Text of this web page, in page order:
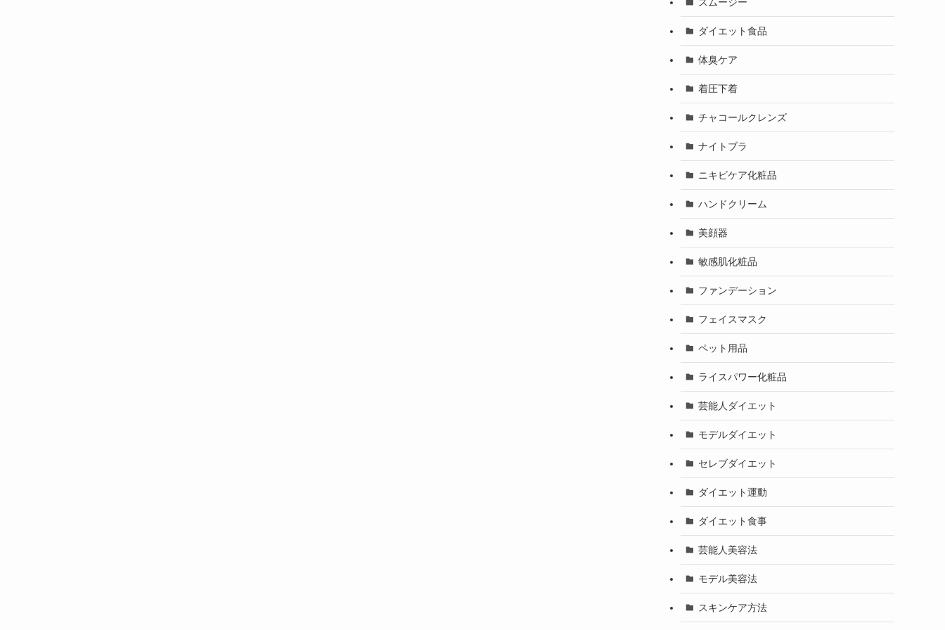
ダイエット食品
体臭ケア
着圧下着
チャコールクレンズ
ナイトブラ
ニキビケア化粧品
ハンドクリーム
美顔器
敏感肌化粧品
ファンデーション
フェイスマスク
ペット用品
ライスパワー化粧品
芸能人ダイエット
モデルダイエット
セレブダイエット
ダイエット運動
ダイエット食事
芸能人美容法
モデル美容法
スキンケア方法